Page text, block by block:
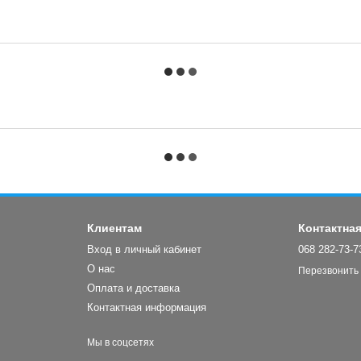
Клиентам
Вход в личный кабинет
О нас
Оплата и доставка
Контактная информация
Мы в соцсетях
068 282-73-